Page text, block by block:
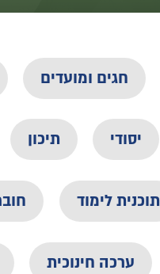
חגים ומועדים
יסודי תיכון
תוכנית לימוד
ערכה חינוכית